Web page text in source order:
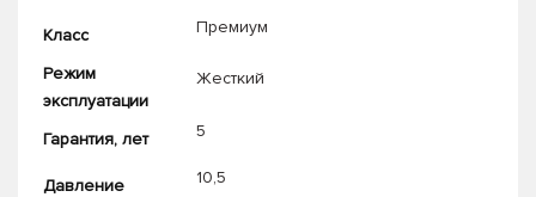
Класс Премиум
Режим
эксплуатации
Жесткий
Гарантия, лет 5
Давление 10,5